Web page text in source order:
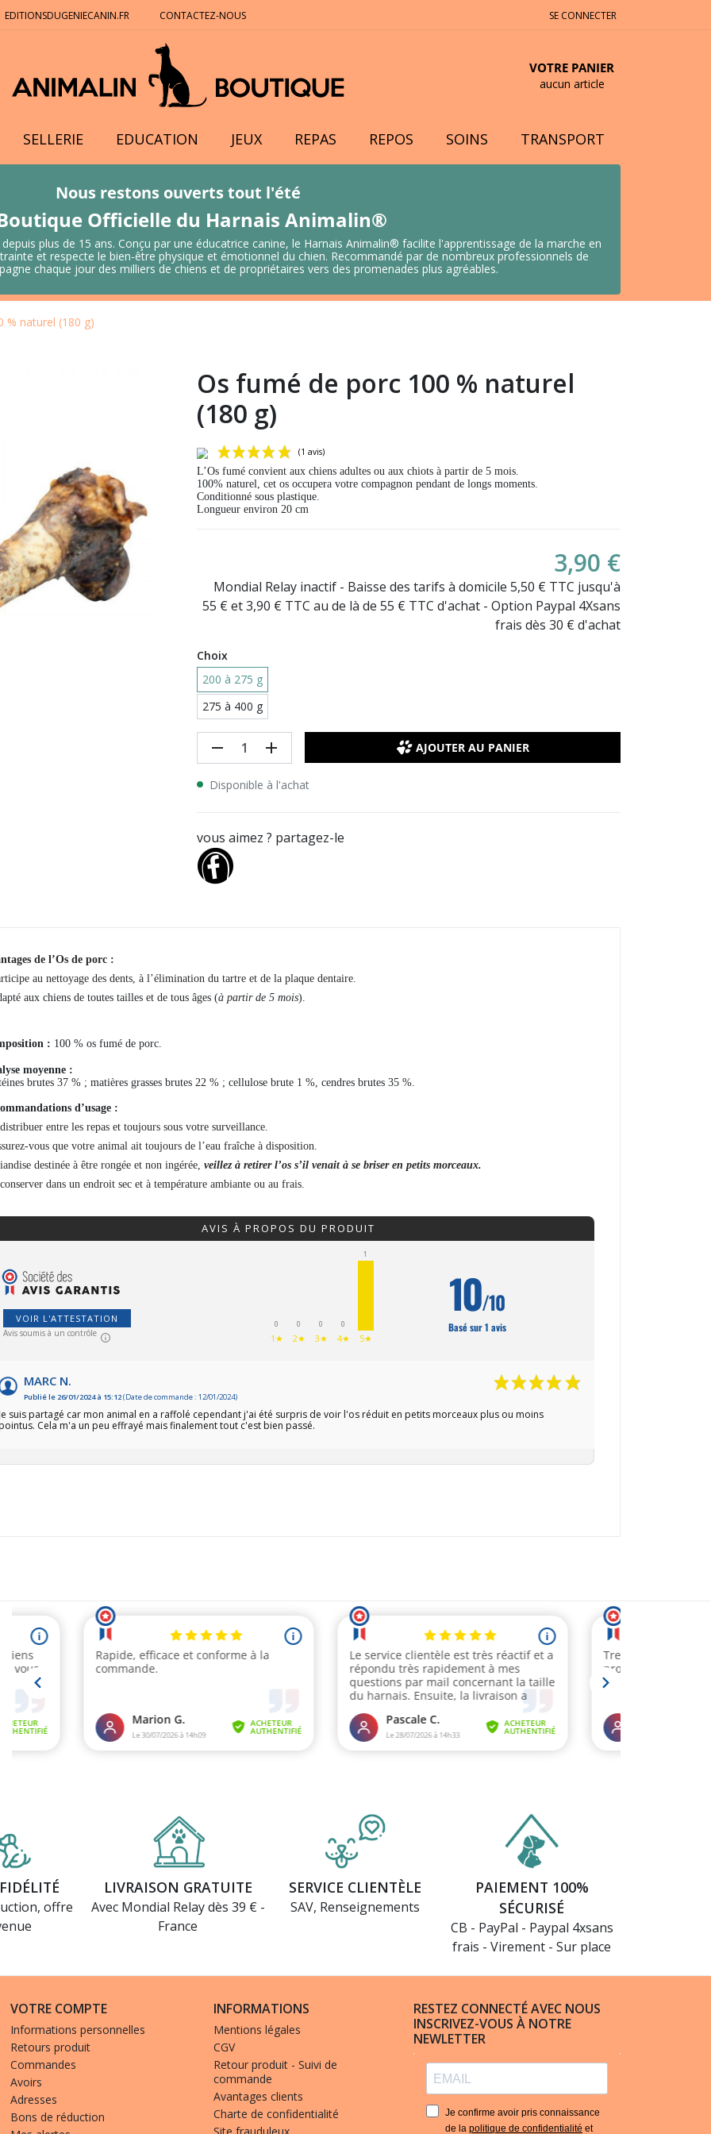
EDITIONSDUGENIECANIN.FR CONTACTEZ-NOUS SE CONNECTER
VOTRE PANIER
aucun article
SELLERIE EDUCATION JEUX REPAS REPOS SOINS TRANSPORT
Nous restons ouverts tout l'été
Officielle du Harnais Animalin®
plus de 15 ans. Conçu par une éducatrice canine, le Harnais Animalin® facilite l'apprentissage de la marche en
et respecte le bien-être physique et émotionnel du chien. Recommandé par de nombreux professionnels de
chaque jour des milliers de chiens et de propriétaires vers des promenades plus agréables.
% naturel (180 g)
Os fumé de porc 100 % naturel
(180 g)
L’Os fumé convient aux chiens adultes ou aux chiots à partir de 5 mois.
100% naturel, cet os occupera votre compagnon pendant de longs moments.
Conditionné sous plastique.
Longueur environ 20 cm
3,90 €
Mondial Relay inactif - Baisse des tarifs à domicile 5,50 € TTC jusqu'à
55 € et 3,90 € TTC au de là de 55 € TTC d'achat - Option Paypal 4Xsans
frais dès 30 € d'achat
Choix
200 à 275 g
275 à 400 g
remove add AJOUTER AU PANIER
Disponible à l'achat
vous aimez ? partagez-le
de l’Os de porc :
au nettoyage des dents, à l’élimination du tartre et de la plaque dentaire.
aux chiens de toutes tailles et de tous âges (à partir de 5 mois).
: 100 % os fumé de porc.
moyenne :
brutes 37 % ; matières grasses brutes 22 % ; cellulose brute 1 %, cendres brutes 35 %.
d’usage :
entre les repas et toujours sous votre surveillance.
vous que votre animal ait toujours de l’eau fraîche à disposition.
destinée à être rongée et non ingérée, veillez à retirer l’os s’il venait à se briser en petits morceaux.
dans un endroit sec et à température ambiante ou au frais.
AVIS À PROPOS DU PRODUIT
VOIR L'ATTESTATION
Avis soumis à un contrôle
0
1★
0
2★
0
3★
0
4★
1
5★
10/10
Basé sur 1 avis
MARC N.
Publié le 26/01/2024 à 15:12(Date de commande : 12/01/2024)
suis partagé car mon animal en a raffolé cependant j'ai été surpris de voir l'os réduit en petits morceaux plus ou moins
pointus. Cela m'a un peu effrayé mais finalement tout c'est bien passé.
offre
LIVRAISON GRATUITE
Avec Mondial Relay dès 39 € -
France
SERVICE CLIENTÈLE
SAV, Renseignements
PAIEMENT 100%
SÉCURISÉ
CB - PayPal - Paypal 4xsans
frais - Virement - Sur place
VOTRE COMPTE
Informations personnelles
Retours produit
Commandes
Avoirs
Adresses
Bons de réduction
INFORMATIONS
Mentions légales
CGV
Retour produit - Suivi de
commande
Avantages clients
Charte de confidentialité
RESTEZ CONNECTÉ AVEC NOUS
INSCRIVEZ-VOUS À NOTRE
NEWLETTER
Je confirme avoir pris connaissance
de la politique de confidentialité et